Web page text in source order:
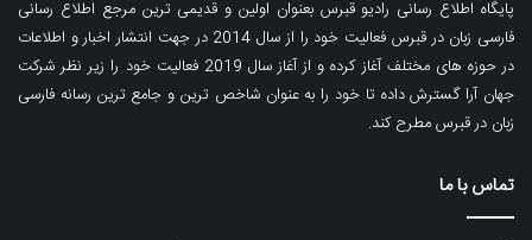
پایگاه اطلاع رسانی رادیو قبرس بعنوان اولین و قدیمی ترین مرجع اطلاع رسانی
فارسی زبان در قبرس فعالیت خود را از سال 2014 در جهت انتشار اخبار و اطلاعات
در حوزه های مختلف آغاز کرده و از آغاز سال 2019 فعالیت خود را زیر نظر شرکت
جهان آرا گسترش داده تا خود را به عنوان شاخص ترین و جامع ترین رسانه فارسی
زبان در قبرس مطرح کند.
تماس با ما